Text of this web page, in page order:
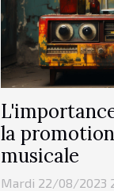
la
musicale
Mardi 22/08/2023